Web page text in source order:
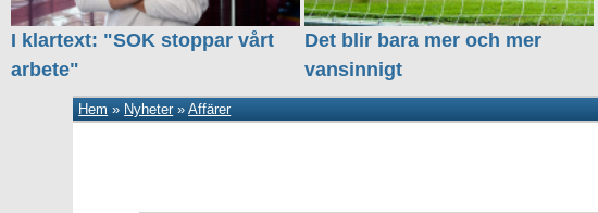
I klartext: "SOK stoppar vårt
arbete"
Det blir bara mer och mer
vansinnigt
Hem » Nyheter»Affärer